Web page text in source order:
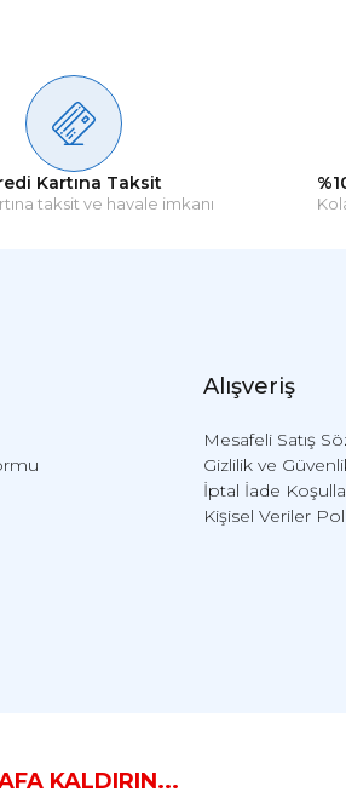
Yorum Yaz
Soru Sor
Kartına Taksit
taksit ve havale imkanı
Alışveriş
Mesafeli Satış
Gizlilik ve
İptal İade
Kişisel Veriler
KALDIRIN...